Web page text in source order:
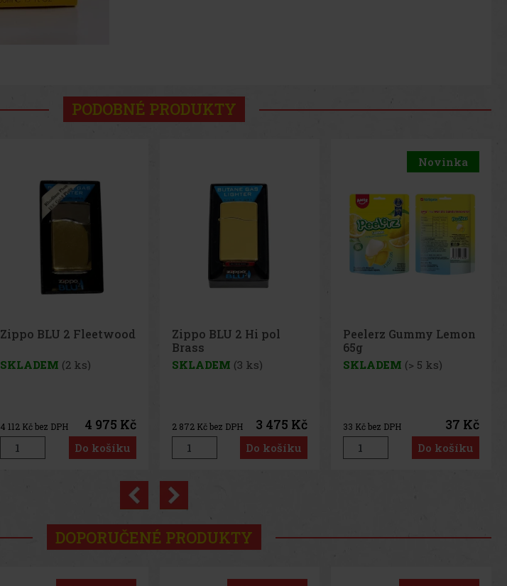
PODOBNÉ PRODUKTY
Zippo BLU 2 Hi pol
SKLADEM (3 ks)
2 872Kč bez DPH 3 475 Kč
Do košíku
Peelerz Gummy Lemon
65g
SKLADEM (> 5 ks)
33Kč bez DPH 37 Kč
Do košíku
Novinka
Peelerz Gummy White
Peach 65g
SKLADEM (> 5 ks)
33 Kč bez DPH 37 Kč
Do košíku
Previous
DOPORUČENÉ PRODUKTY